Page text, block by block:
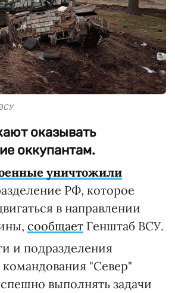
оказывать
оккупантам.
уничтожили
РФ, которое
в направлении
сообщает Генштаб ВСУ.
и подразделения
"Север"
выполнять задачи